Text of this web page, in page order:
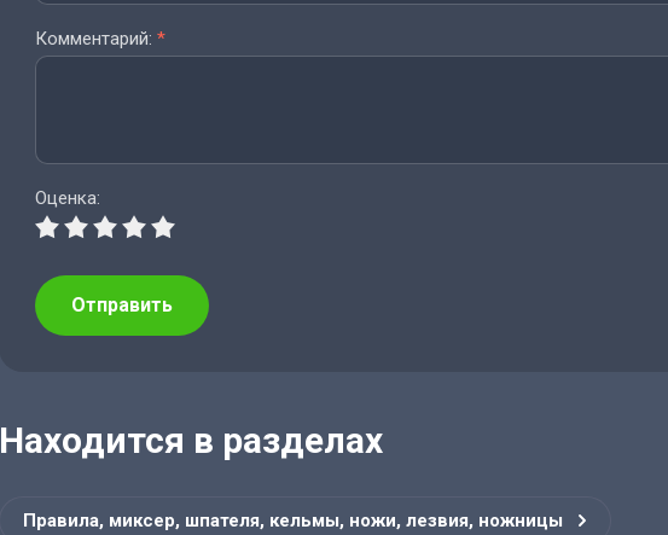
Комментарий: *
Оценка:
Отправить
Находится в разделах
Правила, миксер, шпателя, кельмы, ножи, лезвия, ножницы